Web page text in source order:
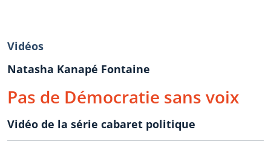
Vidéos
Natasha Kanapé Fontaine
Pas de Démocratie sans voix
Vidéo de la série cabaret politique